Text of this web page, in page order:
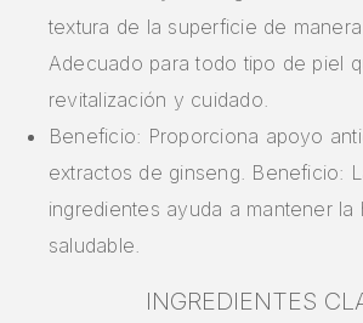
textura de la superficie de
Adecuado para todo tipo de piel
revitalización y cuidado.
Beneficio: Proporciona apoyo
extractos de ginseng. Beneficio:
ingredientes ayuda a mantener la
saludable.
INGREDIENTES